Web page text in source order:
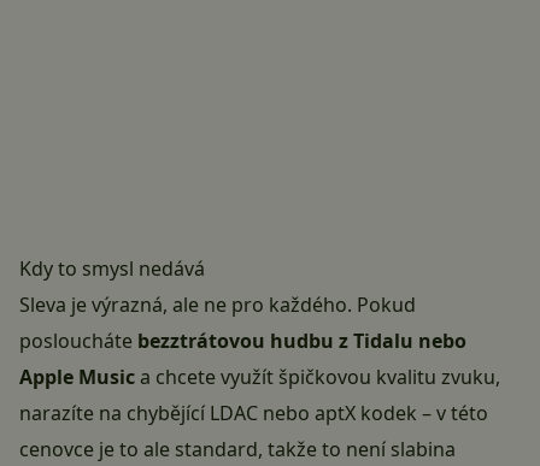
Kdy to smysl nedává
Sleva je výrazná, ale ne pro každého. Pokud
posloucháte bezztrátovou hudbu z Tidalu nebo
Apple Musica chcete využít špičkovou kvalitu zvuku,
narazíte na chybějící LDAC nebo aptX kodek – v této
cenovce je to ale standard, takže to není slabina